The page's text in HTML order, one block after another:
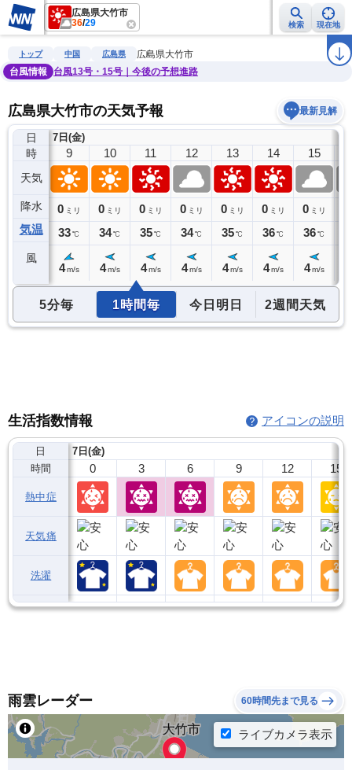
広島県大竹市
36/29 検索 現在地
雨雲レーダー 台風情報 地震情報 ラ
トップ 中国 広島県
広島県大竹市
台風情報
台風13号・15号｜今後の予想進路
広島県大竹市の天気予報 最新見解
日
時
天気
降水
気温
風
7日(金)
8
0ミリ
32℃
9
0 ミリ
33℃
4 m/s
10
0 ミリ
34℃
4 m/s
11
0 ミリ
35℃
4 m/s
12
0 ミリ
34℃
4 m/s
13
0 ミリ
35℃
4 m/s
14
0 ミリ
36℃
4 m/s
15
0 ミリ
36℃
4 m/s
5分毎 1時間毎 今日明日 2週間天気
生活指数情報 アイコンの説明
日
時間
熱中症
天気痛
洗濯
7日(金)
0 3 6 9 12 15
雨雲レーダー 60時間先まで見る